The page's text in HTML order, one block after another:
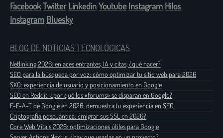
FacebookTwitter LinkedinYoutube Instagram Hilos
Instagram Bluesky
BLOG DE NOTICIAS TECNOLÓGICAS
Netlinking 2026: enlaces entrantes, IA y citas, ¿qué hacer?
SEO para la búsqueda por voz: cómo optimizar tu sitio web para 2026
SXO: experiencia de usuario y posicionamiento en Google
SEO en Reddit: ¿por qué los «forums» se disparan en Google?
E-E-A-T de Google en 2026: demuestra tu experiencia en SEO
Criptografía poscuántica: ¿migrar sus SSL en 2026?
Core Web Vitals 2026: optimizaciones útiles para Google